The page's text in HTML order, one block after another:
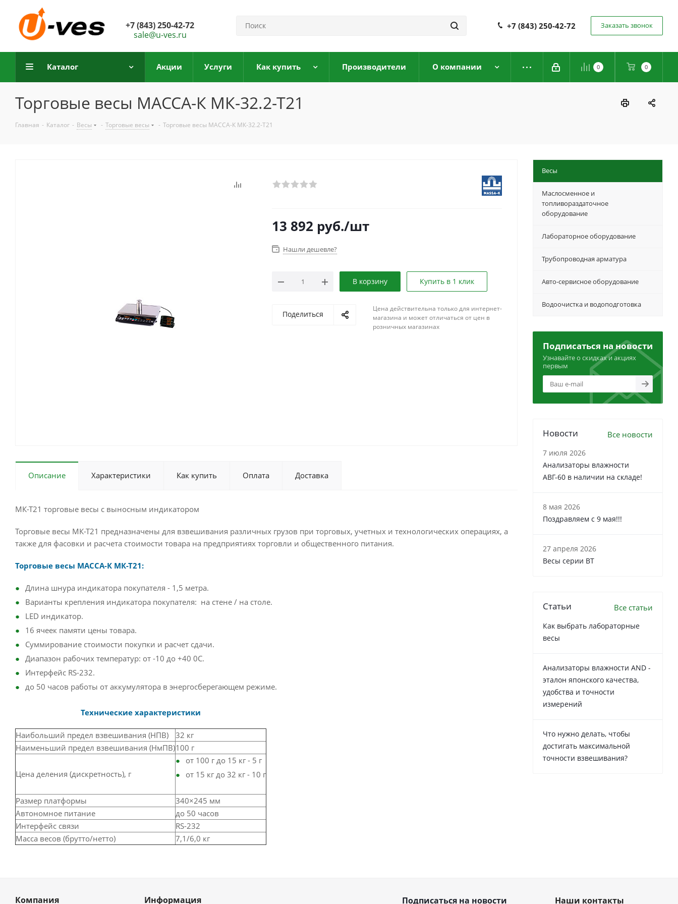
+7 (843) 250-42-72
sale@u-ves.ru
+7 (843) 250-42-72 Заказать звонок
0 0
Каталог Акции Услуги Как купить Производители О компании
Торговые весы МАССА-К МК-32.2-Т21
Главная - Каталог - Весы - Торговые весы - Торговые весы МАССА-К МК-32.2-Т21
13 892 руб./шт
Нашли дешевле?
В корзину Купить в 1 клик
Поделиться
Цена действительна только для интернет-
магазина и может отличаться от цен в
розничных магазинах
Описание Характеристики Как купить Оплата Доставка
МК-Т21 торговые весы с выносным индикатором
Торговые весы МК-Т21 предназначены для взвешивания различных грузов при торговых, учетных и технологических операциях, а
также для фасовки и расчета стоимости товара на предприятиях торговли и общественного питания.
Торговые весы МАССА-К МК-Т21:
Длина шнура индикатора покупателя - 1,5 метра.
Варианты крепления индикатора покупателя: на стене / на столе.
LED индикатор.
16 ячеек памяти цены товара.
Суммирование стоимости покупки и расчет сдачи.
Диапазон рабочих температур: от -10 до +40 0С.
Интерфейс RS-232.
до 50 часов работы от аккумулятора в энергосберегающем режиме.
Технические характеристики
Наибольший предел взвешивания (НПВ)
32 кг
Наименьший предел взвешивания (НмПВ)100 г
Цена деления (дискретность), г
от 100 г до 15 кг - 5 г
от 15 кг до 32 кг - 10 г
Размер платформы
340×245 мм
Автономное питание
до 50 часов
Интерфейс связи
RS-232
Масса весов (брутто/нетто)
7,1/6,0 кг
Весы
Маслосменное и
топливораздаточное
оборудование
Лабораторное оборудование
Трубопроводная арматура
Авто-сервисное оборудование
Водоочистка и водоподготовка
Подписаться на новости
Узнавайте о скидках и акциях
первым
Новости Все новости
7 июля 2026
Анализаторы влажности
АВГ-60 в наличии на складе!
8 мая 2026
Поздравляем с 9 мая!!!
27 апреля 2026
Весы серии ВТ
Статьи Все статьи
Как выбрать лабораторные
весы
Анализаторы влажности AND -
эталон японского качества,
удобства и точности
измерений
Что нужно делать, чтобы
достигать максимальной
точности взвешивания?
Компания Информация Подписаться на новости Наши контакты